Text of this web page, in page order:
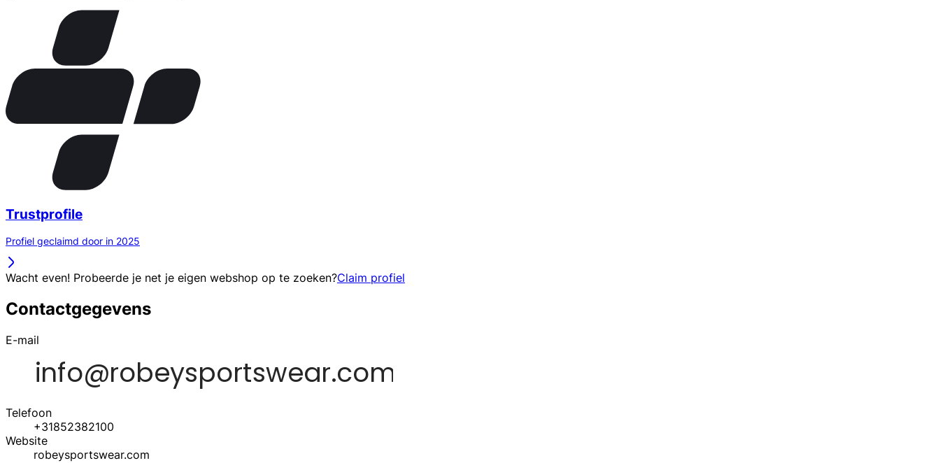
Trustprofile
Profiel geclaimd door in 2025
Wacht even! Probeerde je net je eigen webshop op te zoeken?Claim profiel
Contactgegevens
E-mail
Telefoon
+31852382100
Website
robeysportswear.com